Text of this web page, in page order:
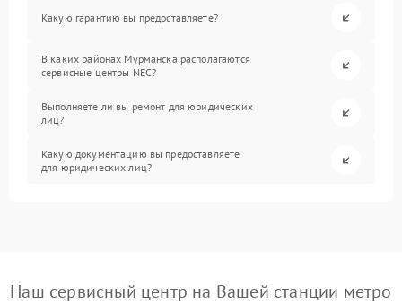
Какую гарантию вы предоставляете?
В каких районах Мурманска располагаются
сервисные центры NEC?
Выполняете ли вы ремонт для юридических
лиц?
Какую документацию вы предоставляете
для юридических лиц?
Наш сервисный центр на Вашей станции метро